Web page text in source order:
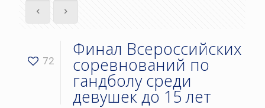
72
Финал Всероссийских
соревнований по
гандболу среди
девушек до 15 лет